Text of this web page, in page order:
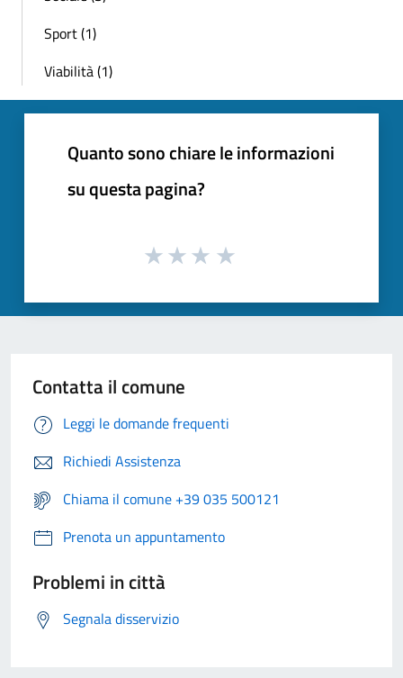
Sport (1)
Viabilità (1)
Quanto sono chiare le informazioni
su questa pagina?
Contatta il comune
Leggi le domande frequenti
Richiedi Assistenza
Chiama il comune +39 035 500121
Prenota un appuntamento
Problemi in città
Segnala disservizio